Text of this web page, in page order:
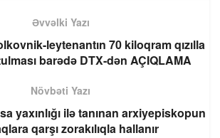
Əvvəlki Yazı
leytenantın 70 kiloqram qızılla
barədə DTX-dən AÇIQLAMA
Növbəti Yazı
yaxınlığı ilə tanınan arxiyepiskopun
qarşı zorakılıqla hallanır